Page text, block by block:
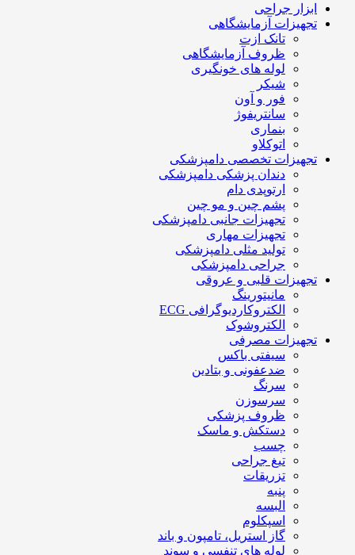
ابزار جراحی
تجهیزات آزمایشگاهی
تانک ازت
ظروف آزمایشگاهی
لوله های خونگیری
شیکر
فور و آون
سانتریفوژ
بنماری
اتوکلاو
تجهیزات تخصصی دامپزشکی
دندان پزشکی دامپزشکی
ارتوپدی دام
پشم چین و مو چین
تجهیزات جانبی دامپزشکی
تجهیزات مهاری
تولید مثلی دامپزشکی
جراحی دامپزشکی
تجهیزات قلبی و عروقی
مانیتورینگ
الکتروکاردیوگرافی ECG
الکتروشوک
تجهیزات مصرفی
سیفتی باکس
ضدعفونی و بتادین
سرنگ
سرسوزن
ظروف پزشکی
دستکش و ماسک
چسب
تیغ جراحی
تزریقات
پنبه
البسه
اسپکلوم
گاز استریل، تامپون و باند
لوله های تنفسی و سوند